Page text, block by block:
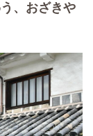
、おざきや